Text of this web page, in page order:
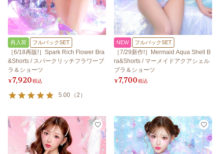
再入荷 フルバックSET
［6/18再販!］Spark Rich Flower Bra
&Shorts / スパークリッチフラワーブ
ラ＆ショーツ
¥7,920税込
5.00 （2 ）
NEW フルバックSET
［7/29新作!］Mermaid Aqua Shell B
ra&Shorts / マーメイドアクアシェル
ブラ＆ショーツ
¥7,700税込